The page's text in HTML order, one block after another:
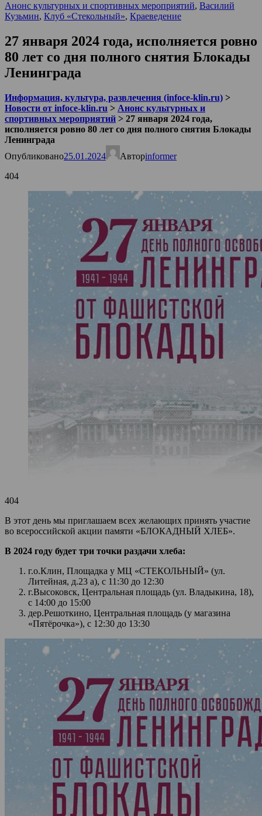
Анонс культурных и спортивных мероприятий, Василий
Кузьмин, Клуб «Стекольный», Краеведение
27 января 2024 года, исполняется ровно
80 лет со дня полного снятия Блокады
Ленинграда
Информация, культура, развлечения (infoce-klin.ru) >
Новости от infoce-klin.ru > Анонс культурных и
спортивных мероприятий > 27 января 2024 года,
исполняется ровно 80 лет со дня полного снятия Блокады
Ленинграда
Опубликовано25.01.2024 Авторinformer
404
404
В этот день мы приглашаем всех желающих принять участие
во всероссийской акции памяти «БЛОКАДНЫЙ ХЛЕБ».
В 2024 году будет три точки раздачи хлеба:
г.о.Клин, Площадка у МЦ «СТЕКОЛЬНЫЙ» (ул.
Литейная, д.23 а), с 11:30 до 12:30
г.Высоковск, Центральная площадь (ул. Владыкина, 18),
с 14:00 до 15:00
дер.Решоткино, Центральная площадь (у магазина
«Пятёрочка»), с 12:30 до 13:30